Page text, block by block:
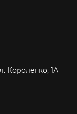
Короленко, 1А